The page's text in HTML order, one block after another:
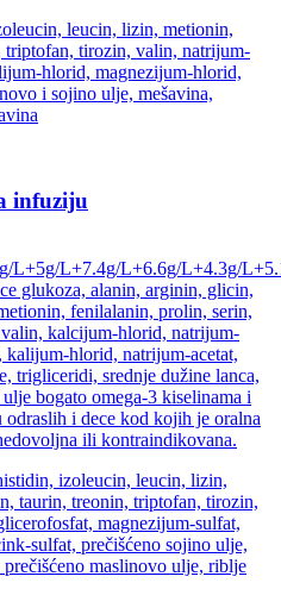
leucin, lizin, metionin,
triptofan, tirozin, valin, natrijum-
hlorid, magnezijum-hlorid,
i sojino ulje, mešavina,
infuziju
L+5g/L+7.4g/L+6.6g/L+4.3g/
glukoza, alanin, arginin, glicin,
fenilalanin, prolin, serin,
kalcijum-hlorid, natrijum-
kalijum-hlorid, natrijum-acetat,
trigliceridi, srednje dužine lanca,
bogato omega-3 kiselinama i
odraslih i dece kod kojih je oralna
ili kontraindikovana.
izoleucin, leucin, lizin,
taurin, treonin, triptofan, tirozin,
magnezijum-sulfat,
sulfat, prečišćeno sojino ulje,
maslinovo ulje, riblje